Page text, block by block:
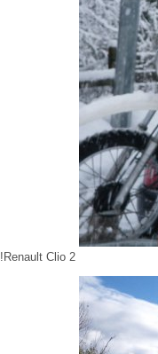
!Renault Clio 2